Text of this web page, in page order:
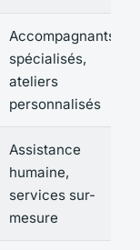
Accompagnants
spécialisés,
ateliers
personnalisés
Assistance
humaine,
services sur-
mesure